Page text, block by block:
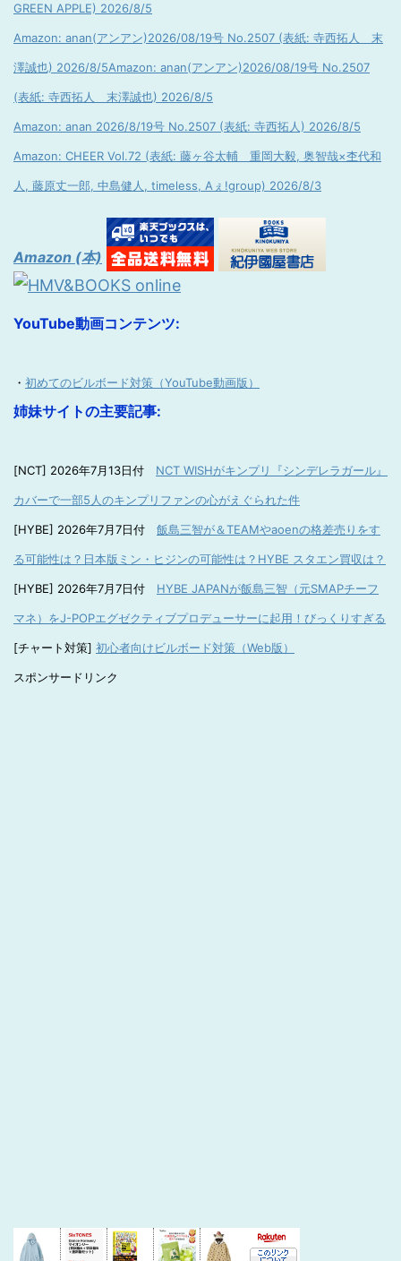
GREEN APPLE) 2026/8/5
Amazon: anan(アンアン)2026/08/19号 No.2507 (表紙: 寺西拓人 末
澤誠也) 2026/8/5Amazon: anan(アンアン)2026/08/19号 No.2507
(表紙: 寺西拓人 末澤誠也) 2026/8/5
Amazon: anan 2026/8/19号 No.2507 (表紙: 寺西拓人) 2026/8/5
Amazon: CHEER Vol.72 (表紙: 藤ヶ谷太輔 重岡大毅, 奥智哉×杢代和
人, 藤原丈一郎, 中島健人, timeless, Aぇ!group) 2026/8/3
Amazon (本)
YouTube動画コンテンツ:
・ 初めてのビルボード対策（YouTube動画版）
姉妹サイトの主要記事:
[NCT] 2026年7月13日付 NCT WISHがキンプリ『シンデレラガール』
カバーで一部5人のキンプリファンの心がえぐられた件
[HYBE] 2026年7月7日付 飯島三智が＆TEAMやaoenの格差売りをす
る可能性は？日本版ミン・ヒジンの可能性は？HYBE スタエン買収は？
[HYBE] 2026年7月7日付 HYBE JAPANが飯島三智（元SMAPチーフ
マネ）をJ-POPエグゼクティブプロデューサーに起用！びっくりすぎる
[チャート対策] 初心者向けビルボード対策（Web版）
スポンサードリンク